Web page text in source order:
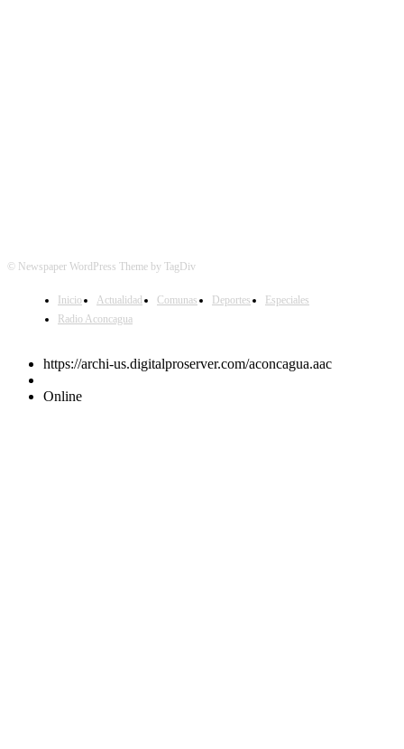
© Newspaper WordPress Theme by TagDiv
Inicio Actualidad Comunas Deportes
Especiales
Radio Aconcagua
https://archi-us.digitalproserver.com/aconcagua.aac
Online